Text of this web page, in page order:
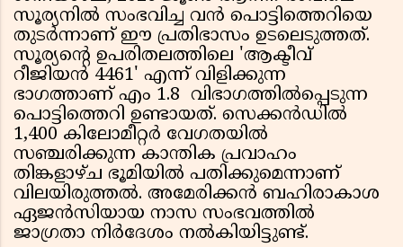
സൂര്യനിൽ സംഭവിച്ച വൻ പൊട്ടിത്തെറിയെ
തുടർന്നാണ് ഈ പ്രതിഭാസം ഉടലെടുത്തത്.
സൂര്യൻ്റെ ഉപരിതലത്തിലെ 'ആക്ടീവ്
റീജിയൻ 4461' എന്ന് വിളിക്കുന്ന
ഭാഗത്താണ് എം 1.8 വിഭാഗത്തിൽപ്പെടുന്ന
പൊട്ടിത്തെറി ഉണ്ടായത്. സെക്കൻഡിൽ
1,400 കിലോമീറ്റർ വേഗതയിൽ
സഞ്ചരിക്കുന്ന കാന്തിക പ്രവാഹം
തിങ്കളാഴ്ച ഭൂമിയിൽ പതിക്കുമെന്നാണ്
വിലയിരുത്തൽ. അമേരിക്കൻ ബഹിരാകാശ
ഏജൻസിയായ നാസ സംഭവത്തിൽ
ജാഗ്രതാ നിർദേശം നൽകിയിട്ടുണ്ട്.